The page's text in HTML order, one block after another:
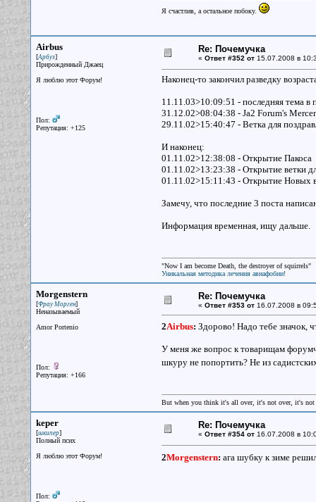
Я счастлив, а остальное побоку.
Airbus
[Арбуз]
Прирожденный Джаец
Я люблю этот Форум!
Пол:
Репутация: +125
Re: Почемучка
« Ответ #352 от15.07.2008 в
Наконец-то закончил разведку
11.11.03>10:09:51 - последняя тема в
31.12.02>08:04:38 - Ja2 Forum's
29.11.02>15:40:47 - Ветка для
И наконец:
01.11.02>12:38:08 - Открытие Пакоса
01.11.02>13:23:38 - Открытие ветки
01.11.02>15:11:43 - Открытие Новых
Замечу, что последние 3 поста
Информация временная, ищу дальше.
"Now I am become Death, the destroyer of squirrels"
Уникальная методика лечения авиафобии!
Morgenstern
[Фрау Морген]
Неназываемый
Amor Portenio
Пол:
Репутация: +166
Re: Почемучка
« Ответ #353 от16.07.2008 в
2Airbus: Здорово! Надо тебе значок,
У меня же вопрос к товарищам
шкуру не попортить? Не из
But when you think it's all over, it's not over, it's not
keper
[шкипер]
Полный псих
Я люблю этот Форум!
Пол:
Re: Почемучка
« Ответ #354 от16.07.2008 в
2Morgenstern: ага шубку к зиме